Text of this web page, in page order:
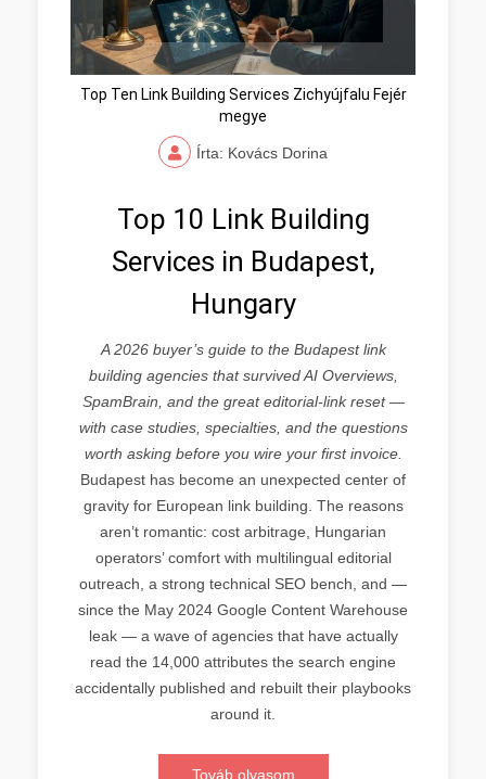
Top Ten Link Building Services Zichyújfalu Fejér
megye
Írta: Kovács Dorina
Top 10 Link Building
Services in Budapest,
Hungary
A 2026 buyer’s guide to the Budapest link
building agencies that survived AI Overviews,
SpamBrain, and the great editorial-link reset —
with case studies, specialties, and the questions
worth asking before you wire your first invoice.
Budapest has become an unexpected center of
gravity for European link building. The reasons
aren’t romantic: cost arbitrage, Hungarian
operators’ comfort with multilingual editorial
outreach, a strong technical SEO bench, and —
since the May 2024 Google Content Warehouse
leak — a wave of agencies that have actually
read the 14,000 attributes the search engine
accidentally published and rebuilt their playbooks
around it.
Továb olvasom